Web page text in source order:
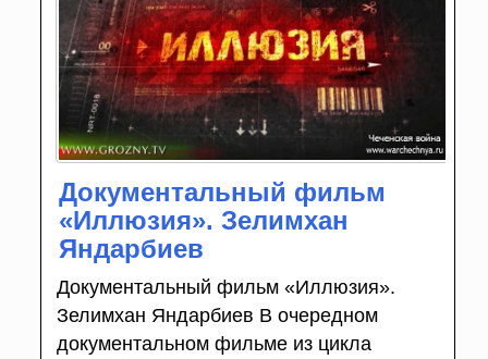
Документальный фильм
«Иллюзия». Зелимхан
Яндарбиев
Документальный фильм «Иллюзия».
Зелимхан Яндарбиев В очередном
документальном фильме из цикла